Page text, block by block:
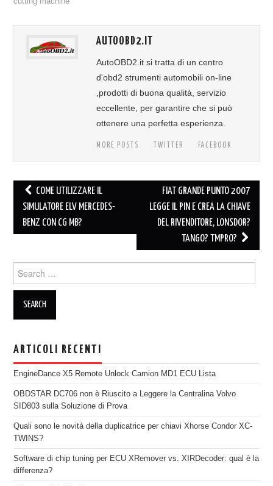
AUTOOBD2.IT
AutoOBD2.it si tratta di un centro
d'obd2 strumenti automobili on-line
,prodotti di buona qualità, servizio
eccellente, per garantire che si può
ottenere una perfetta esperienza.
MORE POSTS TWITTER FACEBOOK
Post navigation
COME UTILIZZARE IL
SIMULATORE ELV MERCEDES-
BENZ CON CG MB?
FIAT GRANDE PUNTO 2007
LEGGE IL PIN E CREA LA CHIAVE
DEL RIVENDITORE, LONSDOR?
TANGO? TMPRO?
Search for:
ARTICOLI RECENTI
EngineDance X5 Remote Unlock Camion MD1 ECU Lista
OBDSTAR DC706 non è Riuscito a Leggere la Centralina Volvo
SID803 sulla Soluzione di Prova
Quali sono le novità della duplicatrice per chiavi Xhorse Condor XC-
TWINS?
Software di chip tuning per ECU XRemover vs. XIRDecoder: qual è la
differenza?